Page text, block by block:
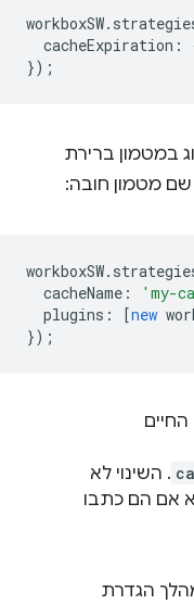
workboxSW.
cacheExpiration :
});
במטמון ברירת
workboxSW.
cacheName : 'my-
plugins : [new
});
. השינוי לא
אם הם כתבו
הגדרת